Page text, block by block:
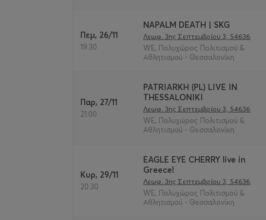
Πεμ, 26/11
19:30
NAPALM DEATH | SKG
Λεωφ. 3ης Σεπτεμβρίου 3, 54636
WE, Πολυχώρος Πολιτισμού &
Αθλητισμού - Θεσσαλονίκη
Παρ, 27/11
21:00
PATRIARKH (PL) LIVE IN
THESSALONIKI
Λεωφ. 3ης Σεπτεμβρίου 3, 54636
WE, Πολυχώρος Πολιτισμού &
Αθλητισμού - Θεσσαλονίκη
Κυρ, 29/11
20:30
EAGLE EYE CHERRY live in
Greece!
Λεωφ. 3ης Σεπτεμβρίου 3, 54636
WE, Πολυχώρος Πολιτισμού &
Αθλητισμού - Θεσσαλονίκη